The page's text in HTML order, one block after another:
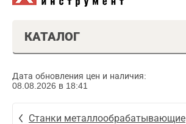
КАТАЛОГ
Дата обновления цен и наличия:
08.08.2026 в 18:41
Станки металлообрабатывающие